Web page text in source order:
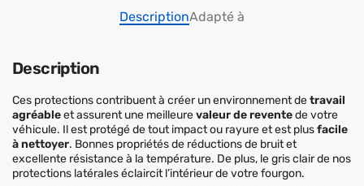
DescriptionAdapté à
Description
Ces protections contribuent à créer un environnement detravail
agréableet assurent une meilleurevaleur de reventede votre
véhicule. Il est protégé de tout impact ou rayure et est plusfacile
à nettoyer. Bonnes propriétés de réductions de bruit et
excellente résistance à la température. De plus, le gris clair de nos
protections latérales éclaircit l’intérieur de votre fourgon.